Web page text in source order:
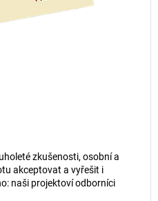
zkušenosti, osobní a
akceptovat a vyřešit i
naši projektoví odborníci